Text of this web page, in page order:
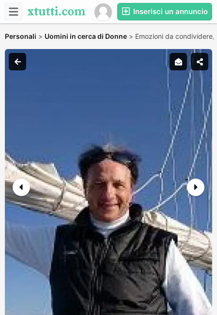
Inserisci un annuncio
Personali > Uomini in cerca di Donne > Emozioni da condividere,